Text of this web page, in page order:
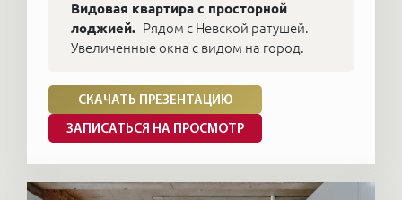
Видовая квартира с просторной
лоджией. Рядом с Невской ратушей.
Увеличенные окна с видом на город.
СКАЧАТЬ ПРЕЗЕНТАЦИЮ
ЗАПИСАТЬСЯ НА ПРОСМОТР